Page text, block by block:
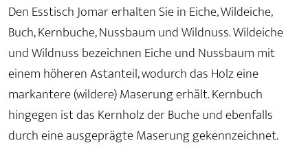
Den Esstisch Jomar erhalten Sie in Eiche, Wildeiche,
Buch, Kernbuche, Nussbaum und Wildnuss. Wildeiche
und Wildnuss bezeichnen Eiche und Nussbaum mit
einem höheren Astanteil, wodurch das Holz eine
markantere (wildere) Maserung erhält. Kernbuch
hingegen ist das Kernholz der Buche und ebenfalls
durch eine ausgeprägte Maserung gekennzeichnet.